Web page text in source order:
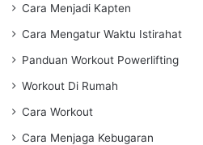
Cara Menjadi Kapten
Cara Mengatur Waktu Istirahat
Panduan Workout Powerlifting
Workout Di Rumah
Cara Workout
Cara Menjaga Kebugaran